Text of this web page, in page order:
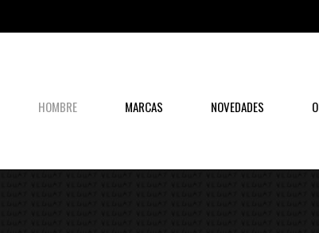
HOMBRE MARCAS NOVEDADES